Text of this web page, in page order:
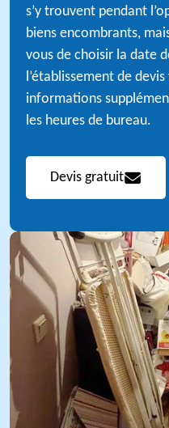
s’y trouvent pendant
biens encombrants,
vous de choisir la date
l’établissement de
informations
les heures de bureau.
Devis gratuit